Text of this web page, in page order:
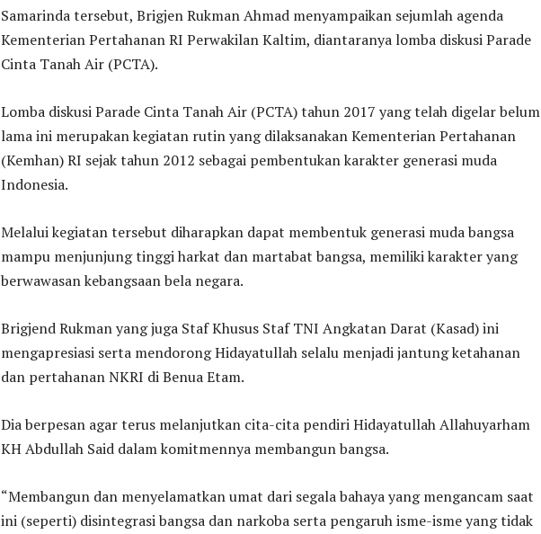
Samarinda tersebut, Brigjen Rukman Ahmad menyampaikan sejumlah agenda
Kementerian Pertahanan RI Perwakilan Kaltim, diantaranya lomba diskusi Parade
Cinta Tanah Air (PCTA).
Lomba diskusi Parade Cinta Tanah Air (PCTA) tahun 2017 yang telah digelar belum
lama ini merupakan kegiatan rutin yang dilaksanakan Kementerian Pertahanan
(Kemhan) RI sejak tahun 2012 sebagai pembentukan karakter generasi muda
Indonesia.
Melalui kegiatan tersebut diharapkan dapat membentuk generasi muda bangsa
mampu menjunjung tinggi harkat dan martabat bangsa, memiliki karakter yang
berwawasan kebangsaan bela negara.
Brigjend Rukman yang juga Staf Khusus Staf TNI Angkatan Darat (Kasad) ini
mengapresiasi serta mendorong Hidayatullah selalu menjadi jantung ketahanan
dan pertahanan NKRI di Benua Etam.
Dia berpesan agar terus melanjutkan cita-cita pendiri Hidayatullah Allahuyarham
KH Abdullah Said dalam komitmennya membangun bangsa.
“Membangun dan menyelamatkan umat dari segala bahaya yang mengancam saat
ini (seperti) disintegrasi bangsa dan narkoba serta pengaruh isme-isme yang tidak